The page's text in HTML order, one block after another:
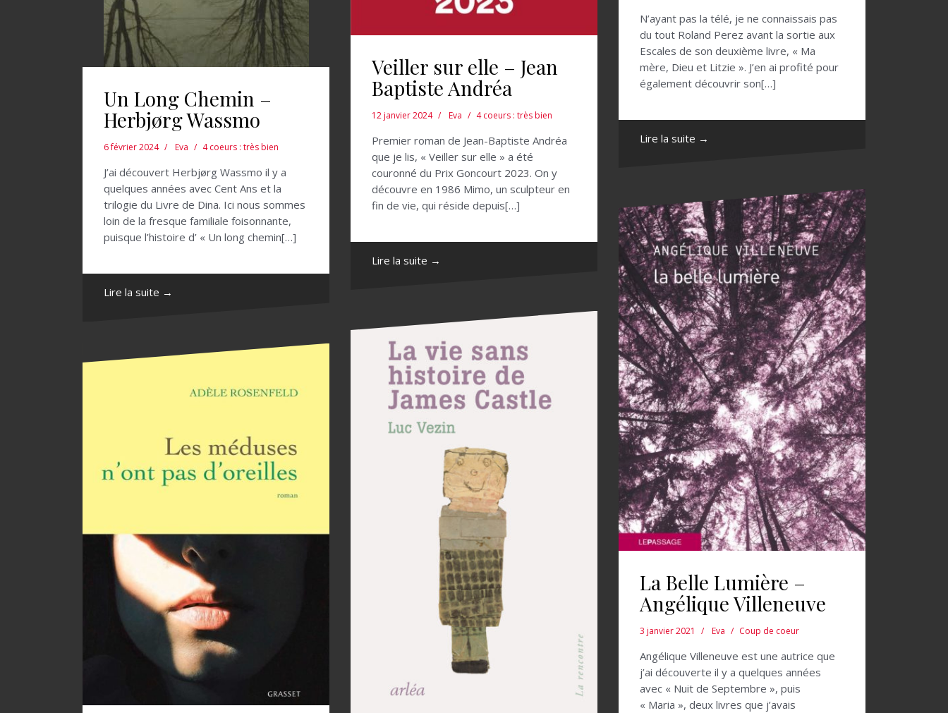
Un Long Chemin –
Herbjørg Wassmo
6 février 2024 Eva 4 coeurs : très bien
J’ai découvert Herbjørg Wassmo il y a
quelques années avec Cent Ans et la
trilogie du Livre de Dina. Ici nous sommes
loin de la fresque familiale foisonnante,
puisque l’histoire d’ « Un long chemin[…]
Lire la suite →
Veiller sur elle – Jean
Baptiste Andréa
12 janvier 2024 Eva 4 coeurs : très bien
Premier roman de Jean-Baptiste Andréa
que je lis, « Veiller sur elle » a été
couronné du Prix Goncourt 2023. On y
découvre en 1986 Mimo, un sculpteur en
fin de vie, qui réside depuis[…]
Lire la suite →
N’ayant pas la télé, je ne connaissais pas
du tout Roland Perez avant la sortie aux
Escales de son deuxième livre, « Ma
mère, Dieu et Litzie ». J’en ai profité pour
également découvrir son[…]
Lire la suite →
La Belle Lumière –
Angélique Villeneuve
3 janvier 2021 Eva Coup de coeur
Angélique Villeneuve est une autrice que
j’ai découverte il y a quelques années
avec « Nuit de Septembre », puis
« Maria », deux livres que j’avais